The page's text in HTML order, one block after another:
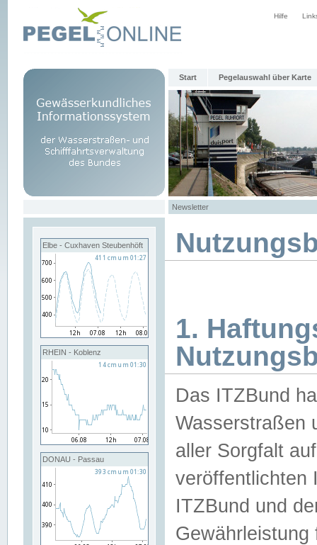
Hilfe
Start Pegelauswahl über Karte
Newsletter
Elbe - Cuxhaven Steubenhöft
RHEIN - Koblenz
DONAU - Passau
1.
Das ITZBund
Wasserstraßen
aller Sorgfalt
veröffentlichten
ITZBund und